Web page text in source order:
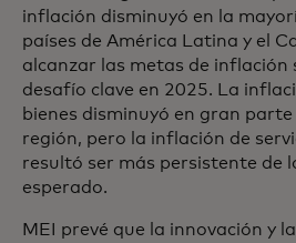
inflación disminuyó en la
países de América Latina y el
alcanzar las metas de inflación
desafío clave en 2025. La
bienes disminuyó en gran parte
región, pero la inflación de
resultó ser más persistente de
esperado.
MEI prevé que la innovación y la